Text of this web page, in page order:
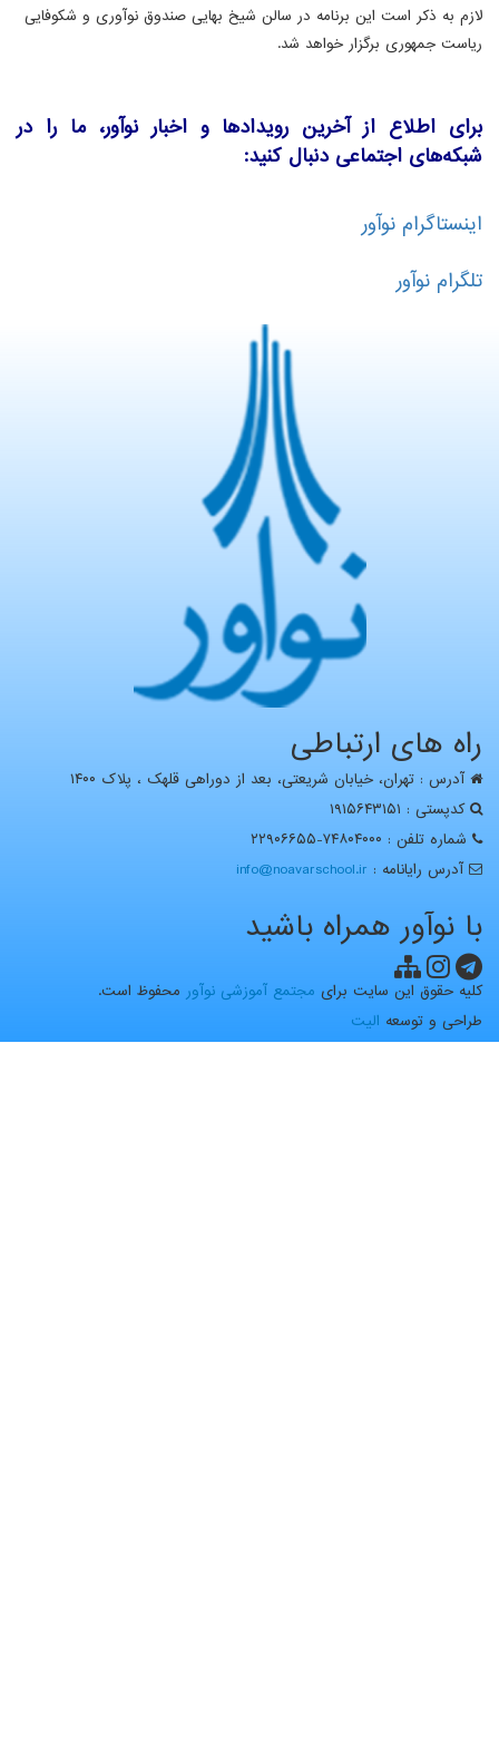
لازم به ذکر است این برنامه در سالن شیخ بهایی صندوق نوآوری و شکوفایی
ریاست جمهوری برگزار خواهد شد.
برای اطلاع از آخرین رویدادها و اخبار نوآور، ما را در
شبکه‌های اجتماعی دنبال کنید:
اینستاگرام نوآور
تلگرام نوآور
راه های ارتباطی
آدرس : تهران، خيابان شریعتی، بعد از دوراهی قلهک ، پلاک ۱۴۰۰
کدپستی : ۱۹۱۵۶۴۳۱۵۱
شماره تلفن : ۷۴۸۰۴۰۰۰-۲۲۹۰۶۶۵۵
آدرس رايانامه : info@noavarschool.ir
با نوآور همراه باشید
کلیه حقوق این سایت برای مجتمع آموزشی نوآور محفوظ است.
طراحی و توسعه الیت